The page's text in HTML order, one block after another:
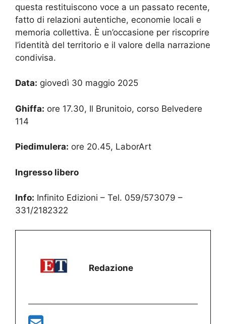
questa restituiscono voce a un passato recente,
fatto di relazioni autentiche, economie locali e
memoria collettiva. È un’occasione per riscoprire
l’identità del territorio e il valore della narrazione
condivisa.
Data: giovedì 30 maggio 2025
Ghiffa: ore 17.30, Il Brunitoio, corso Belvedere
114
Piedimulera: ore 20.45, LaborArt
Ingresso libero
Info: Infinito Edizioni – Tel. 059/573079 –
331/2182322
Redazione